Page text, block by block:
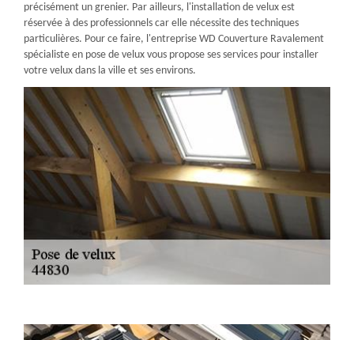
précisément un grenier. Par ailleurs, l'installation de velux est
réservée à des professionnels car elle nécessite des techniques
particulières. Pour ce faire, l'entreprise WD Couverture Ravalement
spécialiste en pose de velux vous propose ses services pour installer
votre velux dans la ville et ses environs.